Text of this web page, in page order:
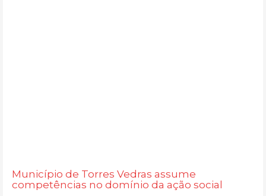
Município de Torres Vedras assume
competências no domínio da ação social